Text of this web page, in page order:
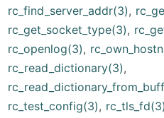
rc_find_server_addr(3),
rc_get_socket_type(3),
rc_openlog(3),
rc_read_dictionary(3),
rc_test_config(3), rc_tls_fd(3)